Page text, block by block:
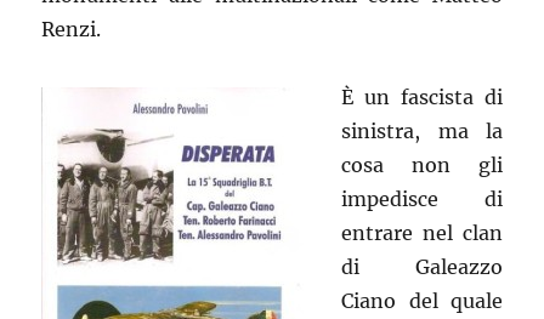
Renzi.
È un fascista di
sinistra, ma la
cosa non gli
impedisce di
entrare nel clan
di Galeazzo
Ciano del quale